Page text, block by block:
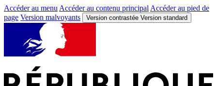
Accéder au menu Accéder au contenu principal Accéder au pied de
page Version malvoyants Version contrastée Version standard